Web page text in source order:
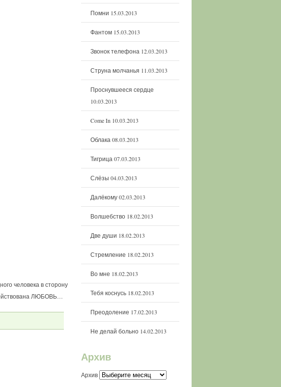
человека в сторону
ЛЮБОВЬ…
Помни 15.03.2013
Фантом 15.03.2013
Звонок телефона 12.03.2013
Струна молчанья 11.03.2013
Проснувшееся сердце
10.03.2013
Come In 10.03.2013
Облака 08.03.2013
Тигрица 07.03.2013
Слёзы 04.03.2013
Далёкому02.03.2013
Волшебство 18.02.2013
Две души 18.02.2013
Стремление 18.02.2013
Во мне 18.02.2013
Тебя коснусь 18.02.2013
Преодоление 17.02.2013
Не делай больно 14.02.2013
Архив
Архив